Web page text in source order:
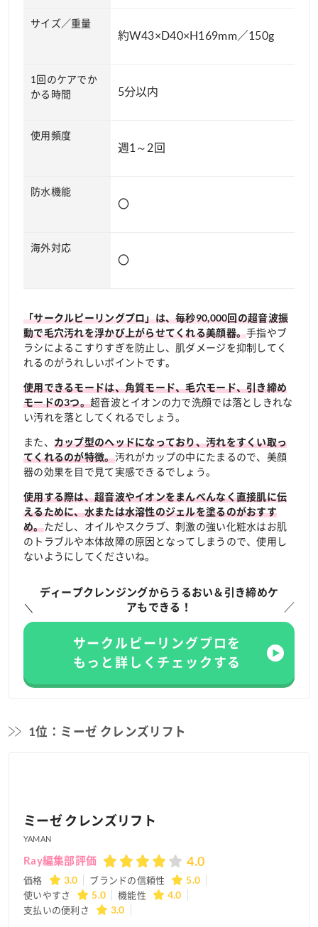
サイズ／重量
約W43×D40×H169mm／150g
1回のケアでか
かる時間
5分以内
使用頻度
週1～2回
防水機能
〇
海外対応
〇
「サークルピーリングプロ」は、毎秒90,000回の超音波振
動で毛穴汚れを浮かび上がらせてくれる美顔器。手指やブ
ラシによるこすりすぎを防止し、肌ダメージを抑制してく
れるのがうれしいポイントです。
使用できるモードは、角質モード、毛穴モード、引き締め
モードの3つ。超音波とイオンの力で洗顔では落としきれな
い汚れを落としてくれるでしょう。
また、 カップ型のヘッドになっており、汚れをすくい取っ
てくれるのが特徴。汚れがカップの中にたまるので、美顔
器の効果を目で見て実感できるでしょう。
使用する際は、超音波やイオンをまんべんなく直接肌に伝
えるために、水または水溶性のジェルを塗るのがおすす
め。ただし、オイルやスクラブ、刺激の強い化粧水はお肌
のトラブルや本体故障の原因となってしまうので、使用し
ないようにしてくださいね。
ディープクレンジングからうるおい＆引き締めケ
アもできる！
サークルピーリングプロを
もっと詳しくチェックする
1位：ミーゼ クレンズリフト
ミーゼ クレンズリフト
YAMAN
Ray編集部評価 4.0
価格 3.0 ブランドの信頼性 5.0
使いやすさ 5.0 機能性 4.0
支払いの便利さ 3.0